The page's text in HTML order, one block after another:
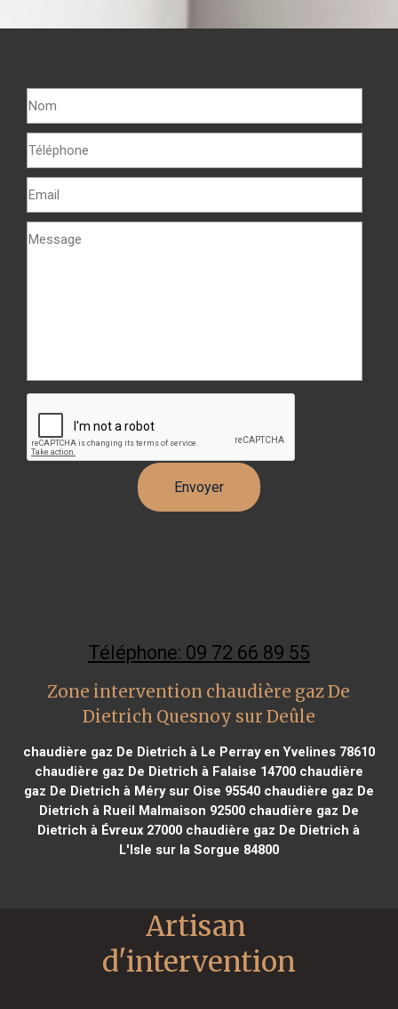
Téléphone: 09 72 66 89 55
Zone intervention chaudière gaz De
Dietrich Quesnoy sur Deûle
chaudière gaz De Dietrich à Le Perray en Yvelines 78610
chaudière gaz De Dietrich à Falaise 14700chaudière
gaz De Dietrich à Méry sur Oise 95540chaudière gaz De
Dietrich à Rueil Malmaison 92500chaudière gaz De
Dietrich à Évreux 27000 chaudière gaz De Dietrich à
L'Isle sur la Sorgue 84800
Artisan
d'intervention